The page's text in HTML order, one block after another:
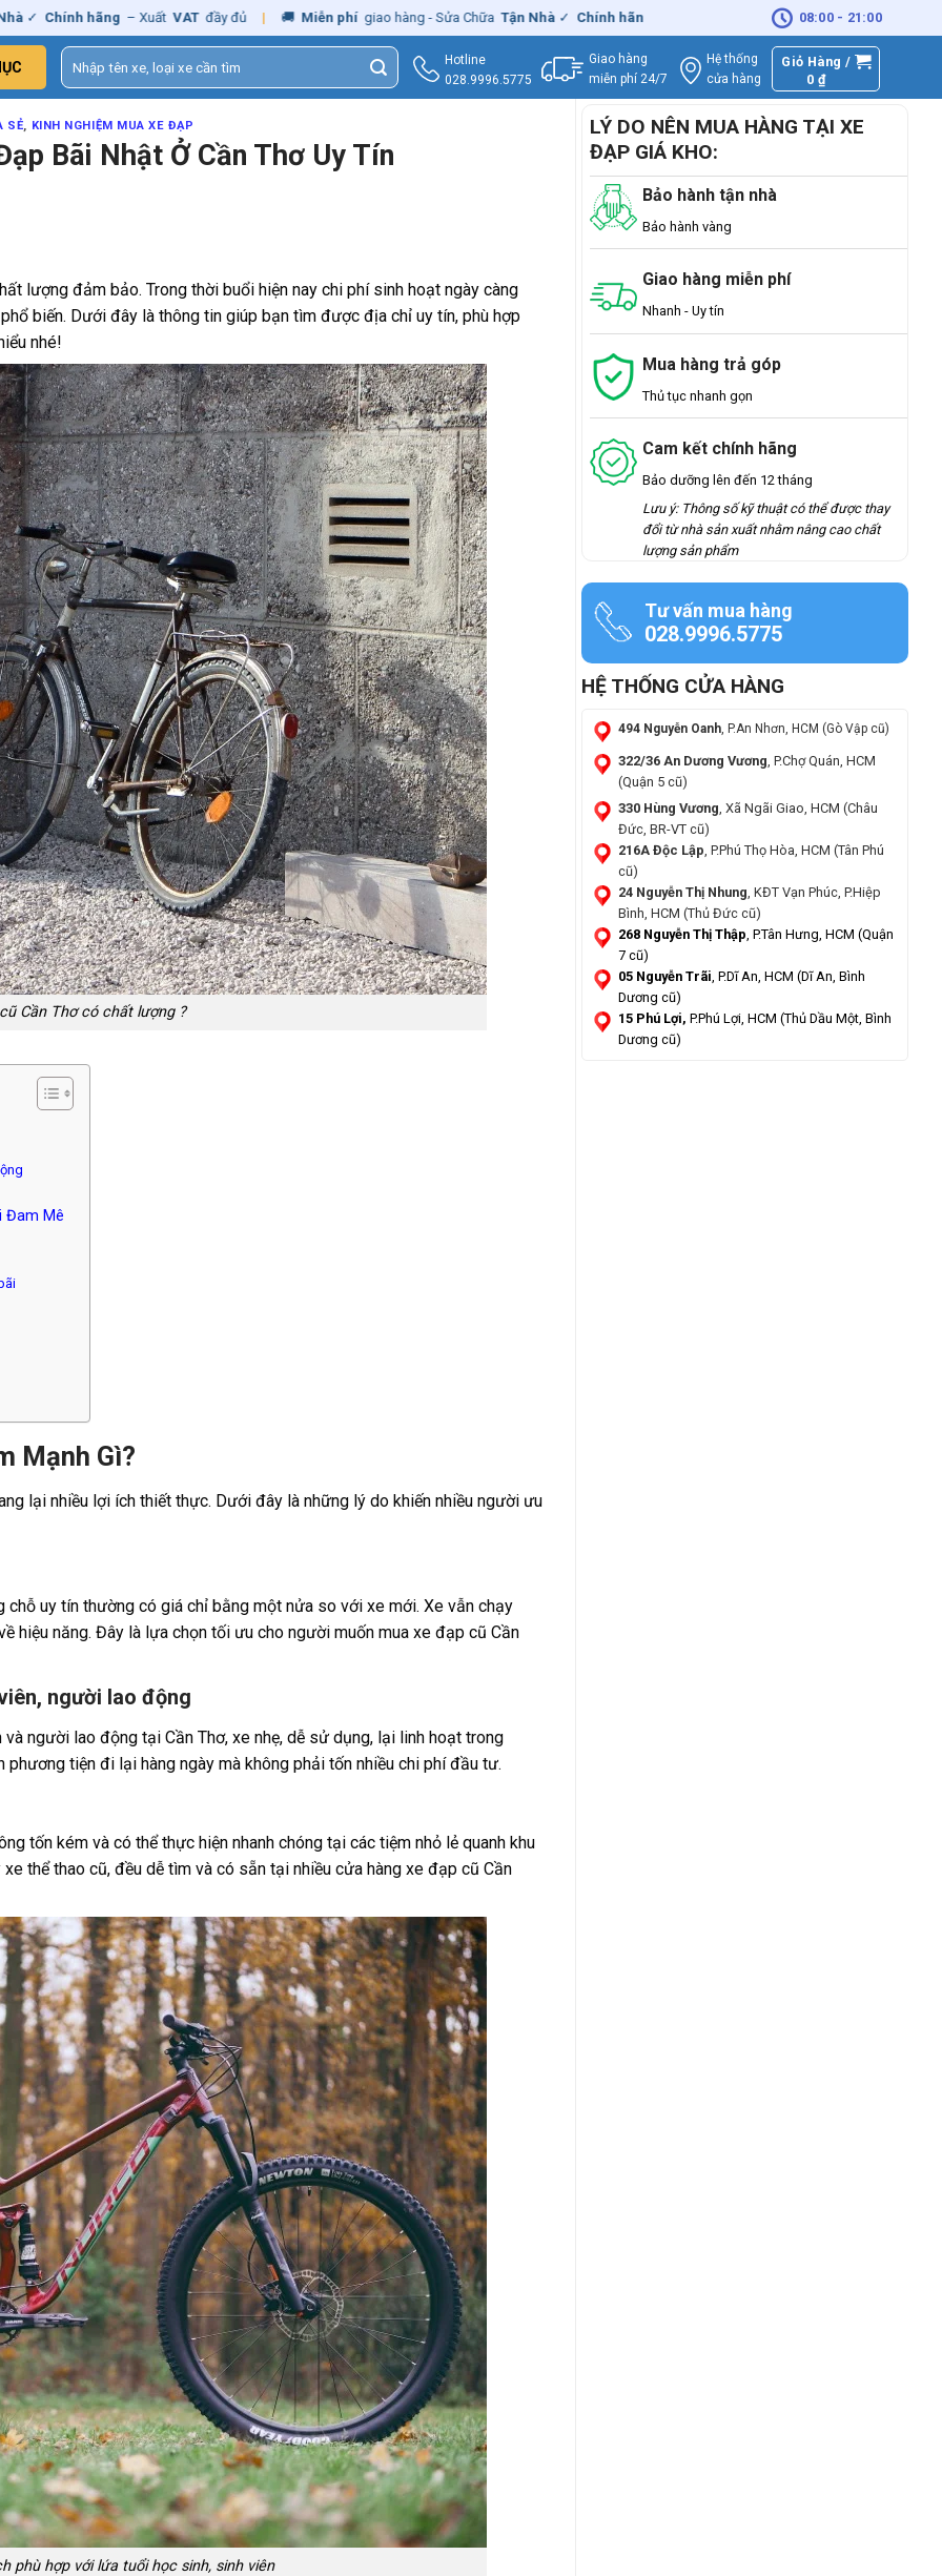
hãng – Xuất VAT đầy đủ | 🚚 Miễn phí giao hàng - Sửa Chữa Tận Nhà ✓ Chính hãng – Xuất VAT Miễn phí giao hàng - Sửa
08:00 - 21:00
Tìm
kiếm:
Hotline
028.9996.5775
Giao hàng
miễn phí 24/7
Hệ thống
cửa hàng
Giỏ Hàng /
0 ₫
SẺ, KINH NGHIỆM MUA XE ĐẠP
Bãi Nhật Ở Cần Thơ Uy Tín
lượng đảm bảo. Trong thời buổi hiện nay chi phí sinh hoạt ngày càng
biến. Dưới đây là thông tin giúp bạn tìm được địa chỉ uy tín, phù hợp
nhé!
Cần Thơ có chất lượng ?
Đam Mê
Mạnh Gì?
lại nhiều lợi ích thiết thực. Dưới đây là những lý do khiến nhiều người ưu
uy tín thường có giá chỉ bằng một nửa so với xe mới. Xe vẫn chạy
hiệu năng. Đây là lựa chọn tối ưu cho người muốn mua xe đạp cũ Cần
người lao động
người lao động tại Cần Thơ, xe nhẹ, dễ sử dụng, lại linh hoạt trong
tiện đi lại hàng ngày mà không phải tốn nhiều chi phí đầu tư.
tốn kém và có thể thực hiện nhanh chóng tại các tiệm nhỏ lẻ quanh khu
thể thao cũ, đều dễ tìm và có sẵn tại nhiều cửa hàng xe đạp cũ Cần
phù hợp với lứa tuổi học sinh, sinh viên
LÝ DO NÊN MUA HÀNG TẠI XE
ĐẠP GIÁ KHO:
Bảo hành tận nhà
Bảo hành vàng
Giao hàng miễn phí
Nhanh - Uy tín
Mua hàng trả góp
Thủ tục nhanh gọn
Cam kết chính hãng
Bảo dưỡng lên đến 12 tháng
Lưu ý: Thông số kỹ thuật có thể được thay
đổi từ nhà sản xuất nhằm nâng cao chất
lượng sản phẩm
Tư vấn mua hàng
028.9996.5775
HỆ THỐNG CỬA HÀNG
494 Nguyễn Oanh, P.An Nhơn, HCM (Gò Vập cũ)
322/36 An Dương Vương, P.Chợ Quán, HCM
(Quận 5 cũ)
330 Hùng Vương, Xã Ngãi Giao, HCM (Châu
Đức, BR-VT cũ)
216A Độc Lập, P.Phú Thọ Hòa, HCM (Tân Phú
cũ)
24 Nguyễn Thị Nhung, KĐT Vạn Phúc, P.Hiệp
Bình, HCM (Thủ Đức cũ)
268 Nguyễn Thị Thập, P.Tân Hưng, HCM (Quận
7 cũ)
05 Nguyễn Trãi, P.Dĩ An, HCM (Dĩ An, Bình
Dương cũ)
15 Phú Lợi, P.Phú Lợi, HCM (Thủ Dầu Một, Bình
Dương cũ)